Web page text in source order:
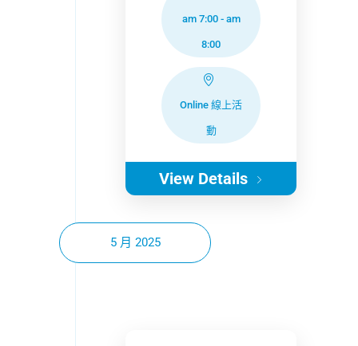
am 7:00- am
8:00
Online 線上活
動
View Details
5 月 2025